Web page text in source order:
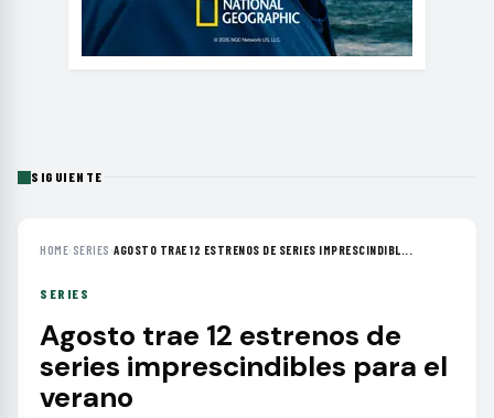
SIGUIENTE
HOME› SERIES ›AGOSTO TRAE 12 ESTRENOS DE SERIES IMPRESCINDIBL...
SERIES
Agosto trae 12 estrenos de
series imprescindibles para el
verano